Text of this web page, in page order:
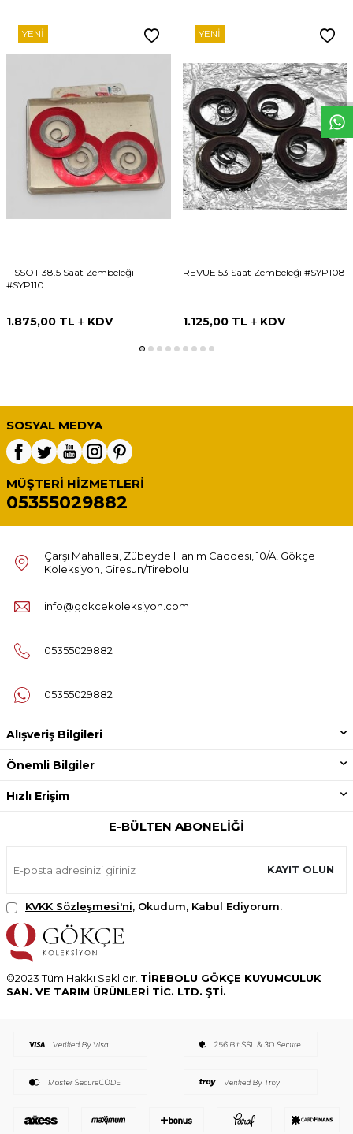
W
h
t
s
p
p
D
e
s
e
H
a
t
t
YENI
TISSOT 38.5 Saat Zembeleği
#SYP110
1.875,00 TL KDV
YENI
REVUE 53 Saat Zembeleği #SYP108
1.125,00TL KDV
SOSYAL MEDYA
MÜŞTERI HIZMETLERI
05355029882
Çarşı Mahallesi, Zübeyde Hanım Caddesi, 10/A, Gökçe
Koleksiyon, Giresun/Tirebolu
info@gokcekoleksiyon.com
05355029882
05355029882
Alışveriş Bilgileri
Önemli Bilgiler
Hızlı Erişim
E-BÜLTEN ABONELIĞI
KAYIT OLUN
KVKK Sözleşmesi'ni, Okudum, Kabul Ediyorum.
©2023 Tüm Hakkı Saklıdır. TİREBOLU GÖKÇE KUYUMCULUK
SAN. VE TARIM ÜRÜNLERİ TİC. LTD. ŞTİ.